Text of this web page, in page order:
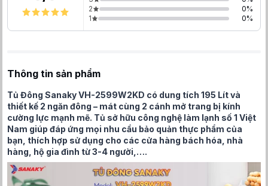
2
0%
1
0%
Thông tin sản phẩm
Tủ Đông Sanaky VH-2599W2KD có dung tích 195 Lít và
thiết kế 2 ngăn đông – mát cùng 2 cánh mở trang bị kính
cường lực mạnh mẽ. Tủ sở hữu công nghệ làm lạnh số 1 Việt
Nam giúp đáp ứng mọi nhu cầu bảo quản thực phẩm của
bạn, thích hợp sử dụng cho các cửa hàng bách hóa, nhà
hàng, hộ gia đình từ 3-4 người,….